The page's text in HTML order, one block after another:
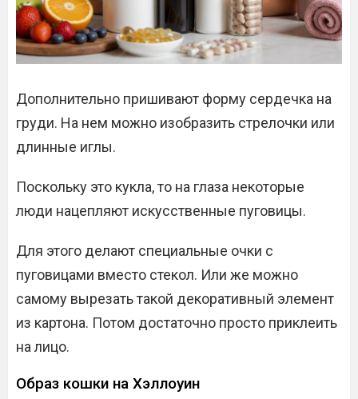
Дополнительно пришивают форму сердечка на
груди. На нем можно изобразить стрелочки или
длинные иглы.
Поскольку это кукла, то на глаза некоторые
люди нацепляют искусственные пуговицы.
Для этого делают специальные очки с
пуговицами вместо стекол. Или же можно
самому вырезать такой декоративный элемент
из картона. Потом достаточно просто приклеить
на лицо.
Образ кошки на Хэллоуин